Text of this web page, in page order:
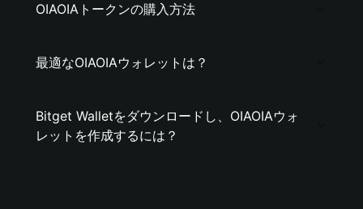
OIAOIAトークンの購入方法
最適なOIAOIAウォレットは？
Bitget Walletをダウンロードし、OIAOIAウォ
レットを作成するには？